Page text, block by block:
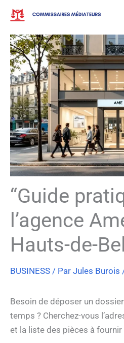
Aller
contenu
“Guide
l’agence
Hauts-de-
BUSINESS / Par Jules Burois
Besoin de déposer un
temps ? Cherchez-vous
et la liste des pièces à fournir